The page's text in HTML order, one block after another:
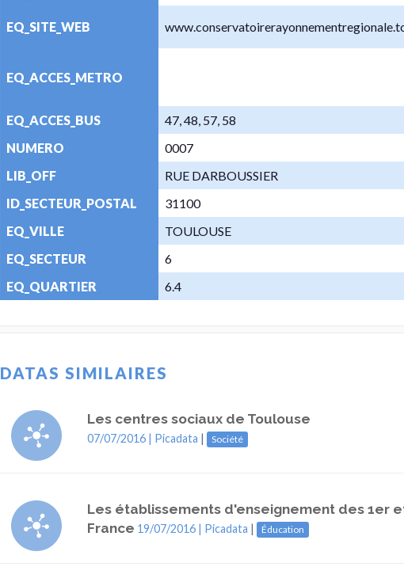
EQ_SITE_WEB
EQ_ACCES_METRO
EQ_ACCES_BUS
47, 48, 57, 58
NUMERO
0007
LIB_OFF
RUE DARBOUSSIER
ID_SECTEUR_POSTAL
31100
EQ_VILLE
TOULOUSE
EQ_SECTEUR
6
EQ_QUARTIER
6.4
DATAS SIMILAIRES
Les centres sociaux de Toulouse
07/07/2016 | Picadata | Société
Les établissements d'enseignement des 1er
France 19/07/2016 | Picadata | Éducation